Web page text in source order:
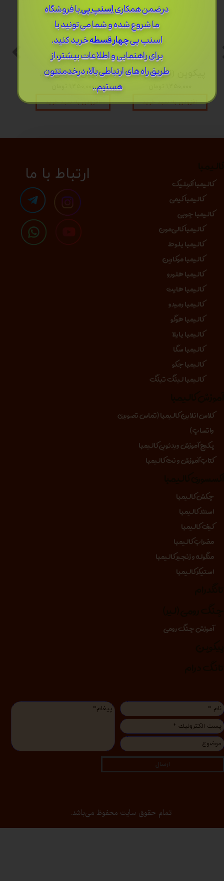
پیکوپن (تاینی پن) 6 نت برند دلکو
۱,۴۵۰,۰۰۰ تومان
افزودن به سبد خرید
پیکوپن (تاینی پن) 6 نت برند دلکو
افزودن به سبد خرید
تمام حقوق سایت محفوظ می‌باشد.
​​​ارتباط با ما
ارسال
کالیمبا اکریلیک
کالیمبا کیمی
کالیمبا چوبی
کالیمبا کالی‌مون
کالیمبا بلوط
کالیمبا موکارین
کالیمبا هلورو
کالیمبا هایت
کالیمبا رمیدو
کالیمبا هوگو
کالیمبا بایلا
کالیمبا سگا
کالیمبا جکو
کالیمبا لینگ تینگ
کلاس انلاین کالیمبا (تماس تصویری
واتساپ)
پکیج آموزش ویدئویی کالیمبا
کتاب آموزش و نت کالیمبا
چکش کالیمبا
استند کالیمبا
کیف کالیمبا
مضراب کالیمبا
منگوله و زنجیر کالیمبا
استیکر کالیمبا
آموزش چنگ رومی
درضمن ​همکاریاسنپ پیبا فروشگاه
ما شروع شده و شما می تونید با
اسنپ پیچهار قسطهخرید کنید.
برای راهنمایی و اطلاعات بیشتر، از
طریق راه های ارتباطی بالا، درخدمتتون
هستیم..